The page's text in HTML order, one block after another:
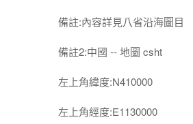
備註:內容詳見八省沿海圖目
備註2:中國 -- 地圖 csht
左上角緯度:N410000
左上角經度:E1130000